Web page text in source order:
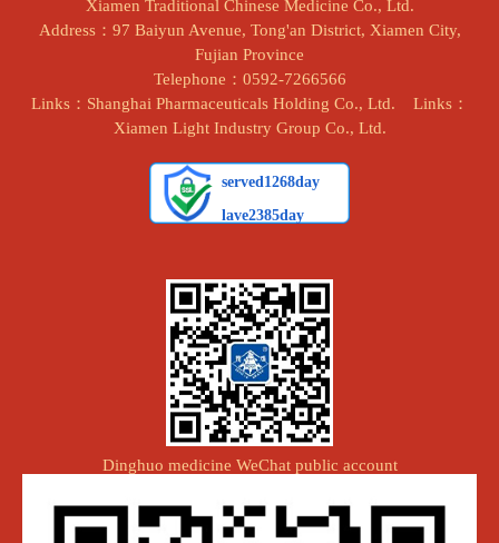
Xiamen Traditional Chinese Medicine Co., Ltd.
Address：97 Baiyun Avenue, Tong'an District, Xiamen City,
Fujian Province
Telephone：0592-7266566
Links：Shanghai Pharmaceuticals Holding Co., Ltd.
Links：
Xiamen Light Industry Group Co., Ltd.
Dinghuo medicine WeChat public account